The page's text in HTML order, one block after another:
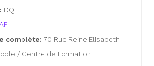
DQ
complète:70 Rue Reine Elisabeth
/ Centre de Formation